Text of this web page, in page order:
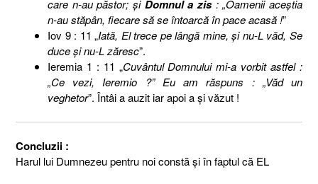
care n-au păstor; şi Domnul a zis: „Oamenii aceştia
n-au stăpân, fiecare să se întoarcă în pace acasă !”
Iov 9 : 11 „Iată, El trece pe lângă mine, şi nu-L văd, Se
duce şi nu-L zăresc”.
Ieremia 1 : 11 „Cuvântul Domnului mi-a vorbit astfel :
„Ce vezi, Ieremio ?” Eu am răspuns : „Văd un
veghetor”. Întâi a auzit iar apoi a şi văzut !
Concluzii :
Harul lui Dumnezeu pentru noi constă şi în faptul că EL